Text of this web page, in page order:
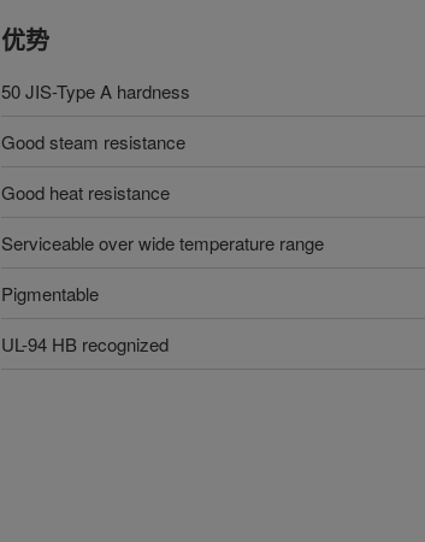
优势
50 JIS-Type A hardness
Good steam resistance
Good heat resistance
Serviceable over wide temperature range
Pigmentable
UL-94 HB recognized